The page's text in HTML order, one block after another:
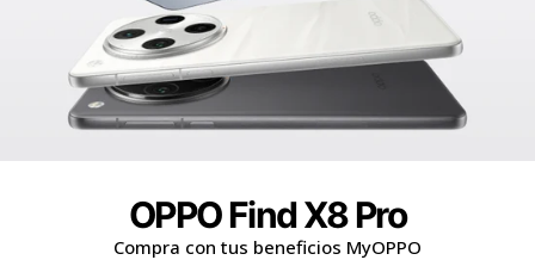
OPPO Find X8 Pro
Compra con tus beneficios MyOPPO